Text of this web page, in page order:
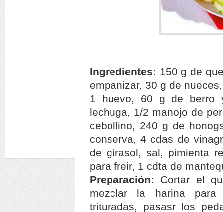
Ingredientes: 150 g de
empanizar, 30 g de
1 huevo, 60 g de berro
lechuga, 1/2 manojo de
cebollino, 240 g de
conserva, 4 cdas de
de girasol, sal, pimienta
para freir, 1 cdta de
Preparación: Cortar el
mezclar la harina para
trituradas, pasasr los